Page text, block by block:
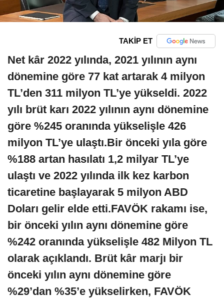
TAKİP ET
Net kâr 2022 yılında, 2021 yılının aynı
dönemine göre 77 kat artarak 4 milyon
TL’den 311 milyon TL’ye yükseldi. 2022
yılı brüt karı 2022 yılının aynı dönemine
göre %245 oranında yükselişle 426
milyon TL’ye ulaştı.Bir önceki yıla göre
%188 artan hasılatı 1,2 milyar TL’ye
ulaştı ve 2022 yılında ilk kez karbon
ticaretine başlayarak 5 milyon ABD
Doları gelir elde etti.FAVÖK rakamı ise,
bir önceki yılın aynı dönemine göre
%242 oranında yükselişle 482 Milyon TL
olarak açıklandı. Brüt kâr marjı bir
önceki yılın aynı dönemine göre
%29’dan %35’e yükselirken, FAVÖK